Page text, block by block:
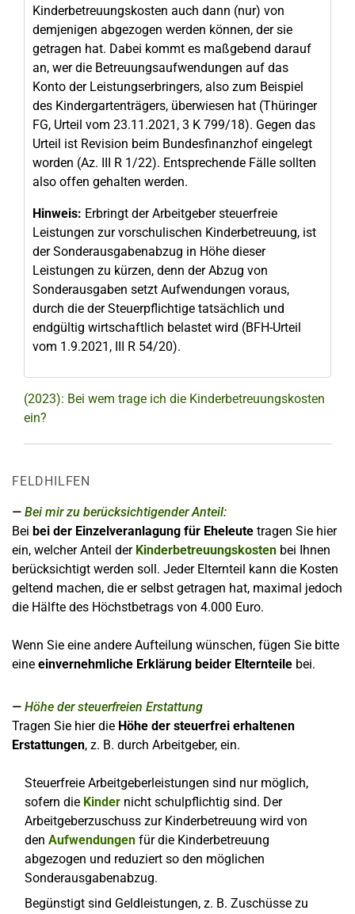
Kinderbetreuungskosten auch dann (nur) von
demjenigen abgezogen werden können, der sie
getragen hat. Dabei kommt es maßgebend darauf
an, wer die Betreuungsaufwendungen auf das
Konto der Leistungserbringers, also zum Beispiel
des Kindergartenträgers, überwiesen hat (Thüringer
FG, Urteil vom 23.11.2021, 3 K 799/18). Gegen das
Urteil ist Revision beim Bundesfinanzhof eingelegt
worden (Az. III R 1/22). Entsprechende Fälle sollten
also offen gehalten werden.
Hinweis: Erbringt der Arbeitgeber steuerfreie
Leistungen zur vorschulischen Kinderbetreuung, ist
der Sonderausgabenabzug in Höhe dieser
Leistungen zu kürzen, denn der Abzug von
Sonderausgaben setzt Aufwendungen voraus,
durch die der Steuerpflichtige tatsächlich und
endgültig wirtschaftlich belastet wird (BFH-Urteil
vom 1.9.2021, III R 54/20).
(2023): Bei wem trage ich die Kinderbetreuungskosten
ein?
FELDHILFEN
Bei mir zu berücksichtigender Anteil:
Bei bei der Einzelveranlagung für Eheleute tragen Sie hier
ein, welcher Anteil der Kinderbetreuungskosten bei Ihnen
berücksichtigt werden soll. Jeder Elternteil kann die Kosten
geltend machen, die er selbst getragen hat, maximal jedoch
die Hälfte des Höchstbetrags von 4.000 Euro.
Wenn Sie eine andere Aufteilung wünschen, fügen Sie bitte
eine einvernehmliche Erklärung beider Elternteile bei.
Höhe der steuerfreien Erstattung
Tragen Sie hier die Höhe der steuerfrei erhaltenen
Erstattungen, z. B. durch Arbeitgeber, ein.
Steuerfreie Arbeitgeberleistungen sind nur möglich,
sofern die Kinder nicht schulpflichtig sind. Der
Arbeitgeberzuschuss zur Kinderbetreuung wird von
den Aufwendungen für die Kinderbetreuung
abgezogen und reduziert so den möglichen
Sonderausgabenabzug.
Begünstigt sind Geldleistungen, z. B. Zuschüsse zu